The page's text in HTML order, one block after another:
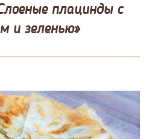
плацинды с
и зеленью»